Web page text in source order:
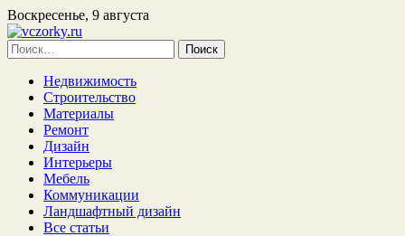
Воскресенье, 9 августа
Найти:
Недвижимость
Строительство
Материалы
Ремонт
Дизайн
Интерьеры
Мебель
Коммуникации
Ландшафтный дизайн
Все статьи